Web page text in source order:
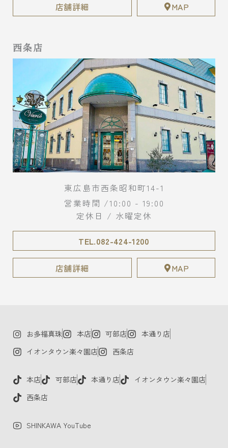
店舗詳細 MAP
西条店
東広島市西条昭和町14-1
営業時間 /10:00 - 19:00
定休日 / 水曜定休
TEL.082-424-1200
店舗詳細 MAP
お多福真珠 本店 可部店
本通り店
イオンタウン楽々園店
西条店
本店 可部店 本通り店
イオンタウン楽々園店
西条店
SHINKAWA YouTube